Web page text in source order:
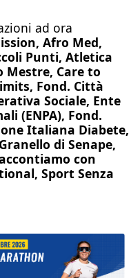
ad ora
Afro Med,
Punti, Atletica
Mestre, Care to
Fond. Città
Sociale, Ente
(ENPA), Fond.
Italiana Diabete,
di Senape,
con
Sport Senza